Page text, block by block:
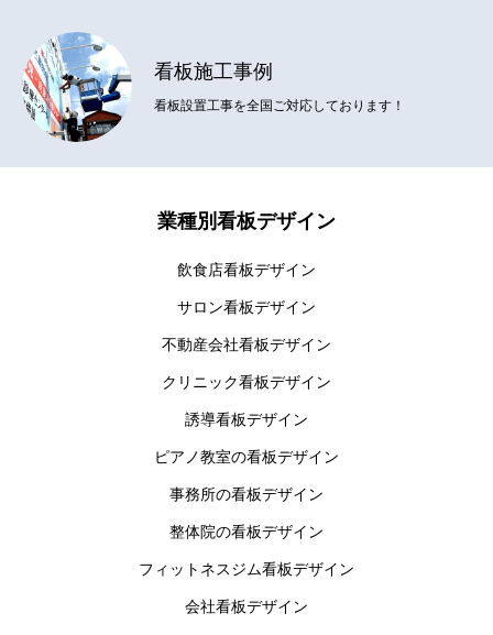
屋外アクリル看板デザイン
自立看板デザイン
記者会見の幕デザイン
看板デザイン制作
看板施工事例
看板設置工事を全国ご対応しております！
業種別看板デザイン
飲食店看板デザイン
サロン看板デザイン
不動産会社看板デザイン
クリニック看板デザイン
誘導看板デザイン
ピアノ教室の看板デザイン
事務所の看板デザイン
整体院の看板デザイン
フィットネスジム看板デザイン
会社看板デザイン